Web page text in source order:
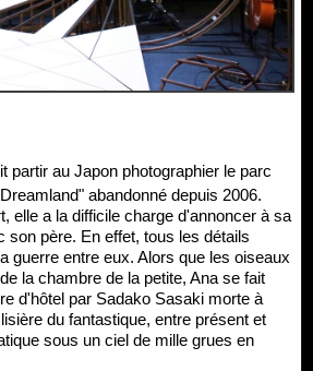
partir au Japon photographier le parc
abandonné depuis 2006.
elle a la difficile charge d'annoncer à sa
son père. En effet, tous les détails
entre eux. Alors que les oiseaux
la chambre de la petite, Ana se fait
d'hôtel par Sadako Sasaki morte à
du fantastique, entre présent et
sous un ciel de mille grues en